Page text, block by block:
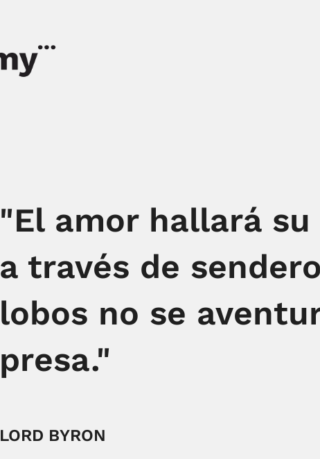
"El amor hallará
a través de
lobos no se
presa."
LORD BYRON